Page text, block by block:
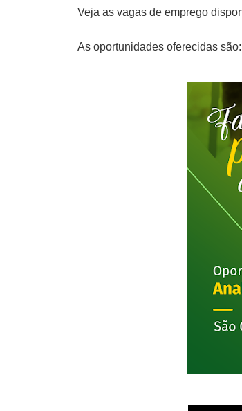
Veja as vagas de emprego
As oportunidades oferecidas são: